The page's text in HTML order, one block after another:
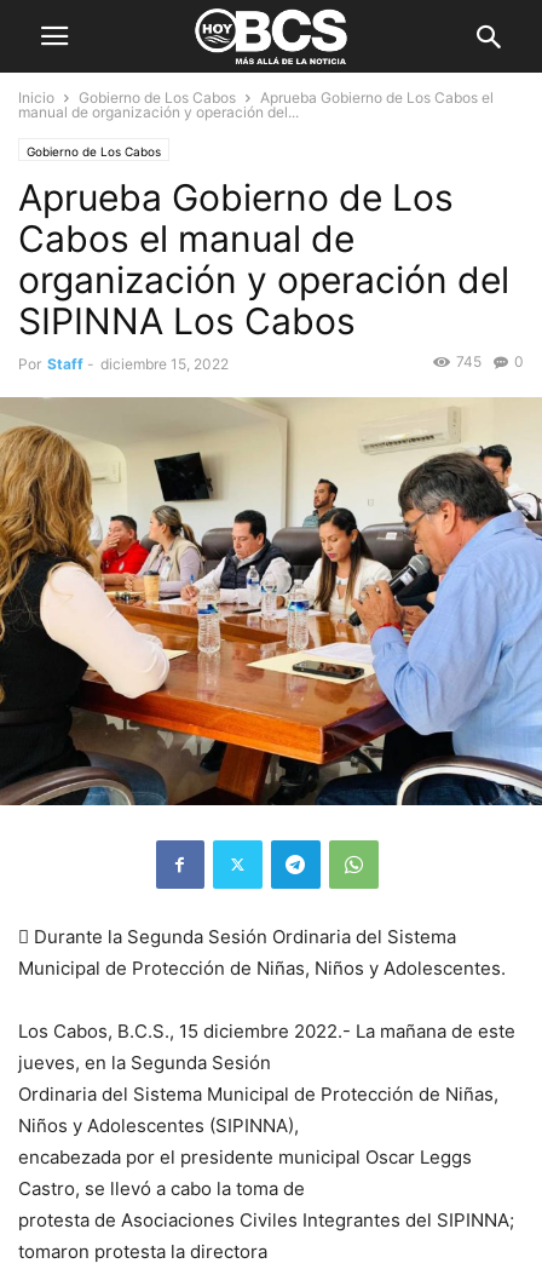
Inicio Gobierno de Los Cabos
Aprueba Gobierno de Los Cabos el
manual de organización y operación del...
Gobierno de Los Cabos
Aprueba Gobierno de Los
Cabos el manual de
organización y operación del
SIPINNA Los Cabos
Por Staff - diciembre 15, 2022 0
745
 Durante la Segunda Sesión Ordinaria del Sistema
Municipal de Protección de Niñas, Niños y Adolescentes.
Los Cabos, B.C.S., 15 diciembre 2022.- La mañana de este
jueves, en la Segunda Sesión
Ordinaria del Sistema Municipal de Protección de Niñas,
Niños y Adolescentes (SIPINNA),
encabezada por el presidente municipal Oscar Leggs
Castro, se llevó a cabo la toma de
protesta de Asociaciones Civiles Integrantes del SIPINNA;
tomaron protesta la directora